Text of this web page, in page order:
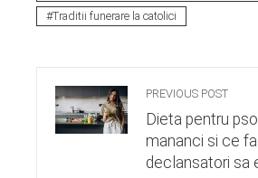
Traditii funerare la catolici
PREVIOUS POST
Dieta pentru
mananci si ce
declansatori sa